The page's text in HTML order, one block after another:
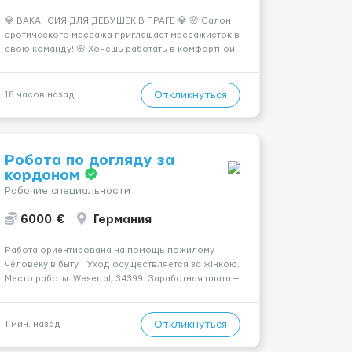
💎 ВАКАНСИЯ ДЛЯ ДЕВУШЕК В ПРАГЕ 💎 🌸 Салон
эротического массажа приглашает массажисток в
свою команду! 🌸 Хочешь работать в комфортной
мы ждём именно тебя! 💆‍♀️✨ 💰 ЧТО МЫ ПРЕДЛАГАЕМ:
18 часов назад Откликнуться
Робота по догляду за
кордоном
Рабочие специальности
6000 € Германия
Работа ориентирована на помощь пожилому
человеку в быту. Уход осуществляется за жінкою.
Место работы: Wesertal, 34399. Заработная плата —
состояние: В ясному розумі. Ночной уход: Спит...
1 мин. назад Откликнуться